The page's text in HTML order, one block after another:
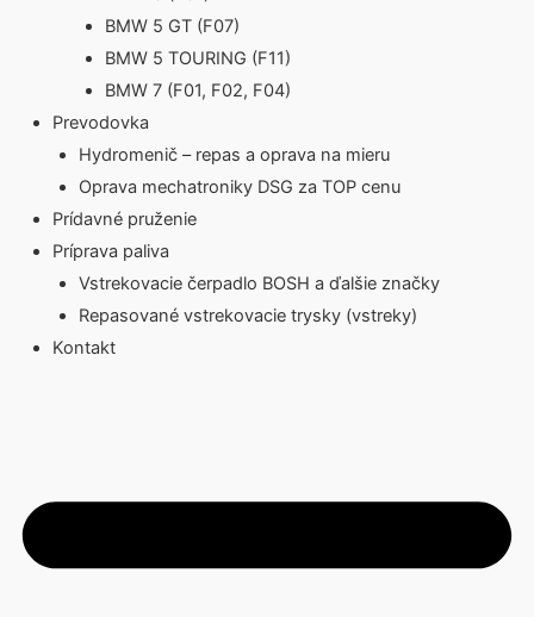
BMW 5 GT (F07)
BMW 5 TOURING (F11)
BMW 7 (F01, F02, F04)
Prevodovka
Hydromenič – repas a oprava na mieru
Oprava mechatroniky DSG za TOP cenu
Prídavné pruženie
Príprava paliva
Vstrekovacie čerpadlo BOSH a ďalšie značky
Repasované vstrekovacie trysky (vstreky)
Kontakt